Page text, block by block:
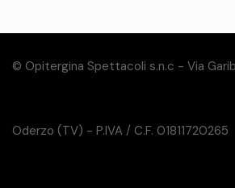
© Opitergina Spettacoli s.n.c - Via
Oderzo (TV) - P.IVA / C.F. 01811720265